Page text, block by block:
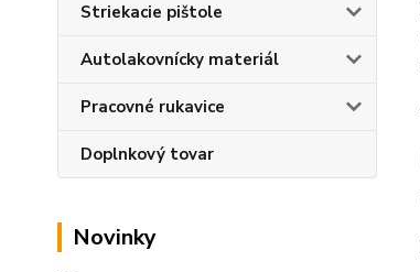
Striekacie pištole
Autolakovnícky materiál
Pracovné rukavice
Doplnkový tovar
Novinky